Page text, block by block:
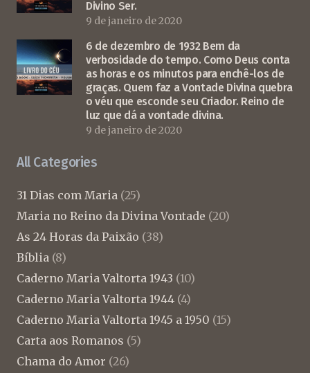
Divino Ser.
9 de janeiro de 2020
6 de dezembro de 1932 Bem da
verbosidade do tempo. Como Deus conta
as horas e os minutos para enchê-los de
graças. Quem faz a Vontade Divina quebra
o véu que esconde seu Criador. Reino de
luz que dá a vontade divina.
9 de janeiro de 2020
All Categories
31 Dias com Maria (25)
Maria no Reino da Divina Vontade (20)
As 24 Horas da Paixão (38)
Bíblia (8)
Caderno Maria Valtorta 1943 (10)
Caderno Maria Valtorta 1944 (4)
Caderno Maria Valtorta 1945 a 1950 (15)
Carta aos Romanos (5)
Chama do Amor (26)